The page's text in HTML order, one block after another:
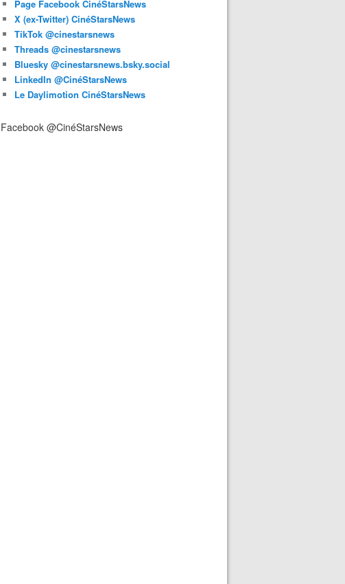
Page Facebook CinéStarsNews
X (ex-Twitter) CinéStarsNews
TikTok @cinestarsnews
Threads @cinestarsnews
Bluesky @cinestarsnews.bsky.social‬
LinkedIn @CinéStarsNews
Le Daylimotion CinéStarsNews
Facebook @CinéStarsNews